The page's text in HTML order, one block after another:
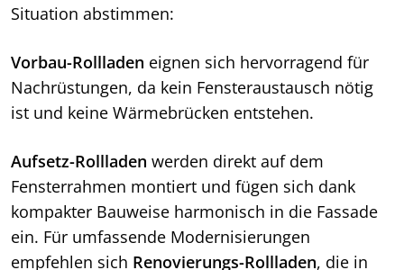
Situation abstimmen:
Vorbau-Rollladen eignen sich hervorragend für
Nachrüstungen, da kein Fensteraustausch nötig
ist und keine Wärmebrücken entstehen.
Aufsetz-Rollladen werden direkt auf dem
Fensterrahmen montiert und fügen sich dank
kompakter Bauweise harmonisch in die Fassade
ein. Für umfassende Modernisierungen
empfehlen sich Renovierungs-Rollladen, die in